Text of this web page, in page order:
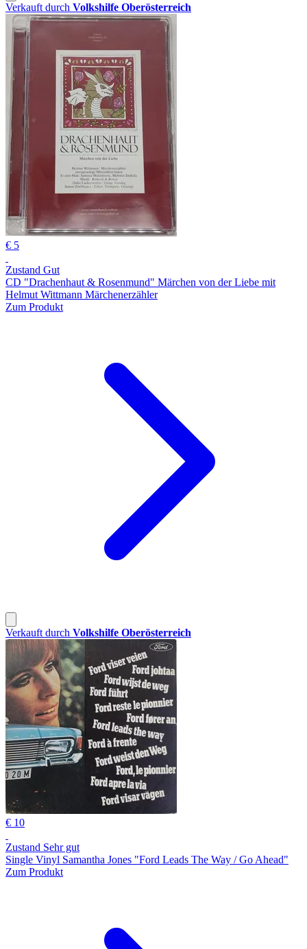
Verkauft durch Volkshilfe Oberösterreich
€ 5
Zustand Gut
CD "Drachenhaut & Rosenmund" Märchen von der Liebe mit
Helmut Wittmann Märchenerzähler
Zum Produkt
Verkauft durch Volkshilfe Oberösterreich
€ 10
Zustand Sehr gut
Single Vinyl Samantha Jones "Ford Leads The Way / Go Ahead"
Zum Produkt